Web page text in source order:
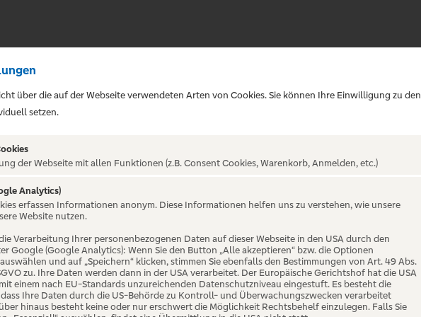
über die auf der Webseite verwendeten Arten von Cookies. Sie können Ihre Einwilligung zu den
setzen.
der Webseite mit allen Funktionen (z.B. Consent Cookies, Warenkorb, Anmelden, etc.)
Analytics)
erfassen Informationen anonym. Diese Informationen helfen uns zu verstehen, wie unsere
Website nutzen.
Verarbeitung Ihrer personenbezogenen Daten auf dieser Webseite in den USA durch den
Google (Google Analytics): Wenn Sie den Button „Alle akzeptieren“ bzw. die Optionen
und auf „Speichern“ klicken, stimmen Sie ebenfalls den Bestimmungen von Art. 49 Abs.
zu. Ihre Daten werden dann in der USA verarbeitet. Der Europäische Gerichtshof hat die USA
einem nach EU-Standards unzureichenden Datenschutzniveau eingestuft. Es besteht die
Ihre Daten durch die US-Behörde zu Kontroll- und Überwachungszwecken verarbeitet
hinaus besteht keine oder nur erschwert die Möglichkeit Rechtsbehelf einzulegen. Falls Sie